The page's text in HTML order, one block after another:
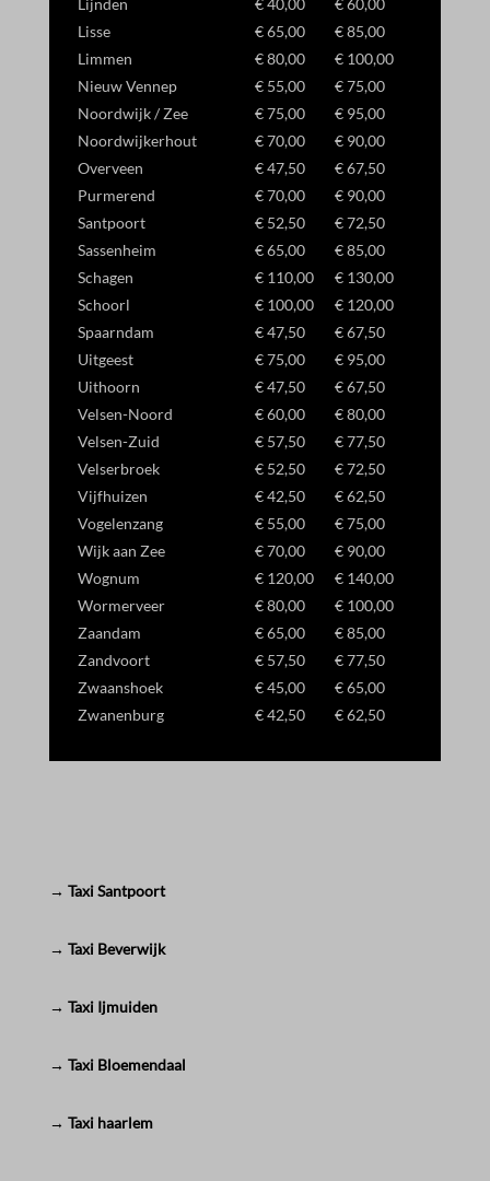
Lisse
€ 65,00
€ 85,00
Limmen
€ 80,00
€ 100,00
Nieuw Vennep
€ 55,00
€ 75,00
Noordwijk / Zee
€ 75,00
€ 95,00
Noordwijkerhout
€ 70,00
€ 90,00
Overveen
€ 47,50
€ 67,50
Purmerend
€ 70,00
€ 90,00
Santpoort
€ 52,50
€ 72,50
Sassenheim
€ 65,00
€ 85,00
Schagen
€ 110,00
€ 130,00
Schoorl
€ 100,00
€ 120,00
Spaarndam
€ 47,50
€ 67,50
Uitgeest
€ 75,00
€ 95,00
Uithoorn
€ 47,50
€ 67,50
Velsen-Noord
€ 60,00
€ 80,00
Velsen-Zuid
€ 57,50
€ 77,50
Velserbroek
€ 52,50
€ 72,50
Vijfhuizen
€ 42,50
€ 62,50
Vogelenzang
€ 55,00
€ 75,00
Wijk aan Zee
€ 70,00
€ 90,00
Wognum
€ 120,00
€ 140,00
Wormerveer
€ 80,00
€ 100,00
Zaandam
€ 65,00
€ 85,00
Zandvoort
€ 57,50
€ 77,50
Zwaanshoek
€ 45,00
€ 65,00
Zwanenburg
€ 42,50 € 62,50
→ Taxi Santpoort
→ Taxi Beverwijk
→ Taxi Ijmuiden
→ Taxi Bloemendaal
→ Taxi haarlem